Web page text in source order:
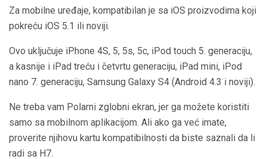
Za mobilne uređaje, kompatibilan je sa iOS proizvodima koji
pokreću iOS 5.1 ili noviji.
Ovo uključuje iPhone 4S, 5, 5s, 5c, iPod touch 5. generaciju,
a kasnije i iPad treću i četvrtu generaciju, iPad mini, iPod
nano 7. generaciju, Samsung Galaxy S4 (Android 4.3 i noviji).
Ne treba vam Polarni zglobni ekran, jer ga možete koristiti
samo sa mobilnom aplikacijom. Ali ako ga već imate,
proverite njihovu kartu kompatibilnosti da biste saznali da li
radi sa H7.